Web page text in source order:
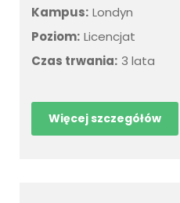
Kampus: Londyn
Poziom: Licencjat
Czas trwania: 3 lata
Więcej szczegółów